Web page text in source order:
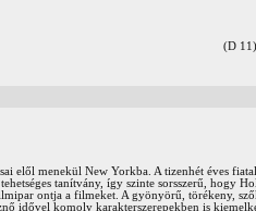
(D 11)
elől menekül New Yorkba. A tizenhét éves
tanítvány, így szinte sorsszerű, hogy
ontja a filmeket. A gyönyörű, törékeny,
idővel komoly karakterszerepekben is